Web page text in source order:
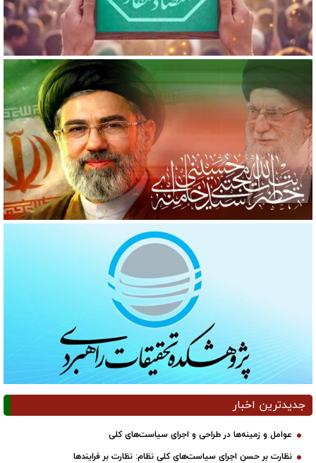
جدیدترین اخبار
عوامل و زمینه‌ها در طراحی و اجرای سیاست‌های کلی
نظارت بر حسن اجرای سیاست‌های کلی نظام: نظارت بر فرایندها